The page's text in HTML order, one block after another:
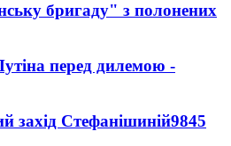
бригаду" з полонених
перед дилемою -
захід Стефанішиній9845